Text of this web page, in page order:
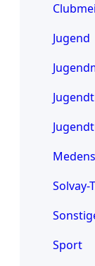
Jugend
Solvay-
Sport